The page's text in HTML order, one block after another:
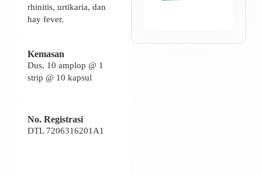
rhinitis, urtikaria, dan
hay fever.
Kemasan
Dus, 10 amplop @ 1
strip @ 10 kapsul
No. Registrasi
DTL 7206316201A1